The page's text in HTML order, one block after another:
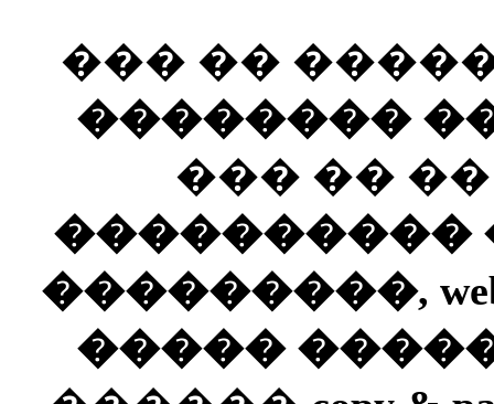
��� ��
��������
��� ��
����������
���������,
�����